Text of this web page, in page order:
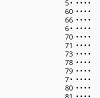
5• • • • •
60 • • • •
66 • • • •
6• • • • •
70 • • • •
71 • • • •
73 • • • •
78 • • • •
79 • • • •
7• • • • •
80 • • • •